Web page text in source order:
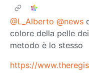
@L_Alberto @news
colore della pelle
metodo è lo stesso